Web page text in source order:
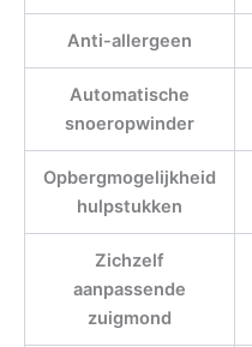
Anti-allergeen
Automatische
snoeropwinder
Opbergmogelijkheid
hulpstukken
Zichzelf
aanpassende
zuigmond